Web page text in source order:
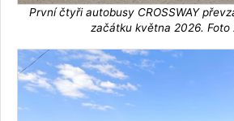
První čtyři autobusy CROSSWAY
začátku května 2026. Foto